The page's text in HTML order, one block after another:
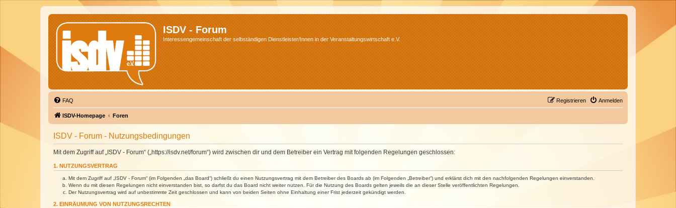
ISDV - Forum
Interessengemeinschaft der selbständigen Dienstleister/Innen in der Veranstaltungswirtschaft e.V.
FAQ Anmelden
Registrieren
ISDV-Homepage Foren
ISDV - Forum - Nutzungsbedingungen
Mit dem Zugriff auf „ISDV - Forum“ („https://isdv.net/forum“) wird zwischen dir und dem Betreiber ein Vertrag mit folgenden Regelungen geschlossen:
1. NUTZUNGSVERTRAG
Mit dem Zugriff auf „ISDV - Forum“ (im Folgenden „das Board“) schließt du einen Nutzungsvertrag mit dem Betreiber des Boards ab (im Folgenden „Betreiber“) und erklärst dich mit den nachfolgenden Regelungen einverstanden.
Wenn du mit diesen Regelungen nicht einverstanden bist, so darfst du das Board nicht weiter nutzen. Für die Nutzung des Boards gelten jeweils die an dieser Stelle veröffentlichten Regelungen.
Der Nutzungsvertrag wird auf unbestimmte Zeit geschlossen und kann von beiden Seiten ohne Einhaltung einer Frist jederzeit gekündigt werden.
2. EINRÄUMUNG VON NUTZUNGSRECHTEN